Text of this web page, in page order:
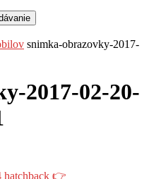
snimka-obrazovky-2017-
2017-02-20-